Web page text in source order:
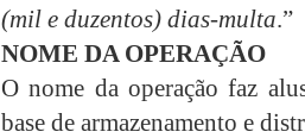
(mil e duzentos) dias-multa.”
NOME DA OPERAÇÃO
O nome da operação faz
base de armazenamento e